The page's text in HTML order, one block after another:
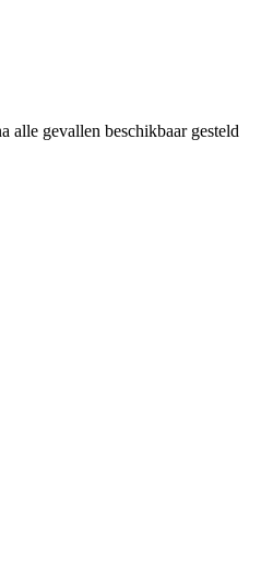
alle gevallen beschikbaar gesteld